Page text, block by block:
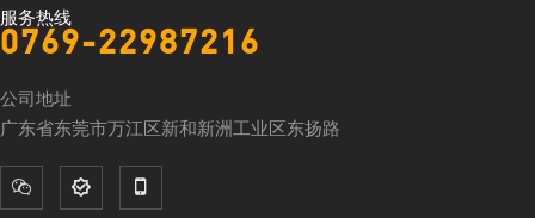
服务热线
0769-22987216
公司地址
广东省东莞市万江区新和新洲工业区东扬路
  